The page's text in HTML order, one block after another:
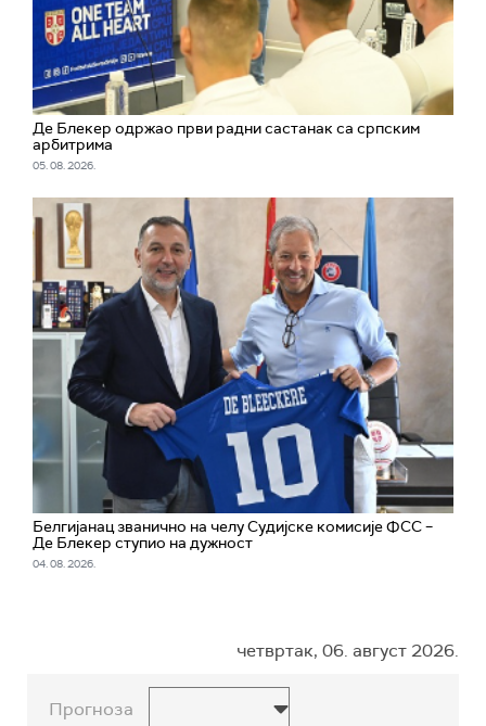
Де Блекер одржао први радни састанак са српским
арбитрима
05. 08. 2026.
Белгијанац званично на челу Судијске комисије ФСС –
Де Блекер ступио на дужност
04. 08. 2026.
четвртак, 06. август 2026.
Прогноза